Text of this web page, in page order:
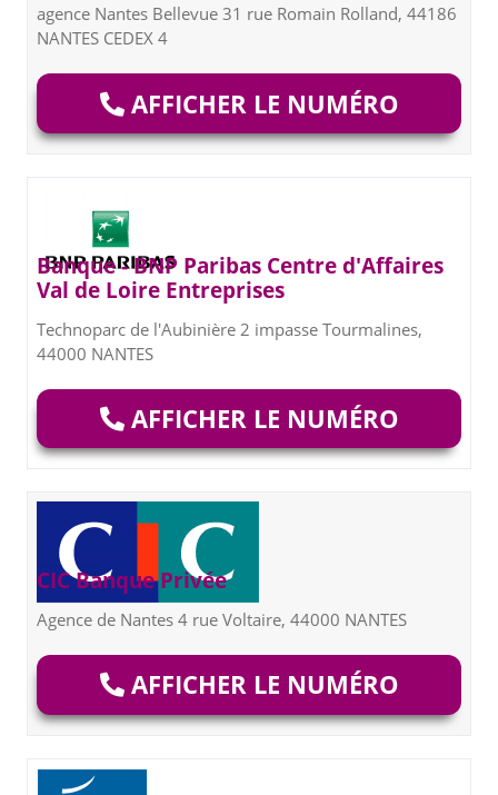
agence Nantes Bellevue 31 rue Romain Rolland, 44186
NANTES CEDEX 4
AFFICHER LE NUMÉRO
Banque - BNP Paribas Centre d'Affaires
Val de Loire Entreprises
Technoparc de l'Aubinière 2 impasse Tourmalines,
44000 NANTES
AFFICHER LE NUMÉRO
CIC Banque Privée
Agence de Nantes 4 rue Voltaire, 44000 NANTES
AFFICHER LE NUMÉRO